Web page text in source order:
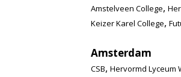
Amstelveen College,
Keizer Karel College,
Amsterdam
CSB, Hervormd Lyceum